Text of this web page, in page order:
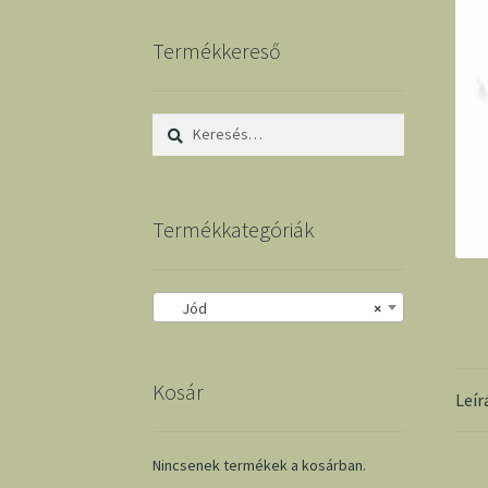
Termékkereső
Keresés:
Termékkategóriák
×
Jód
Kosár
Nincsenek termékek a kosárban.